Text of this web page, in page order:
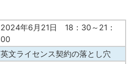
2024年6月21日 18：30～21：
00
英文ライセンス契約の落とし穴